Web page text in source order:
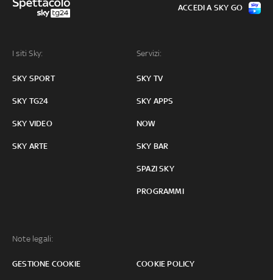
I siti Sky:
SKY SPORT
SKY TG24
SKY VIDEO
SKY ARTE
Servizi:
SKY TV
SKY APPS
NOW
SKY BAR
SPAZI SKY
PROGRAMMI
Note legali:
GESTIONE COOKIE COOKIE POLICY
ACCEDI A SKY GO